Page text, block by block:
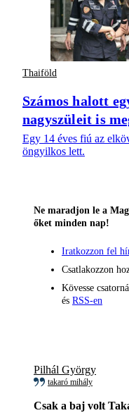
Thaiföld
Számos halott
nagyszüleit is
Egy 14 éves fiú az
öngyilkos lett.
Ne maradjon le a
őket minden nap!
Iratkozzon fel
Csatlakozzon
Kövesse
és RSS-en
Pilhál György
takaró mihály
Csak a baj volt